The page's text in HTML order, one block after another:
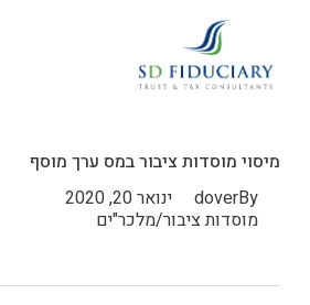
מיסוי מוסדות ציבור במס ערך מוסף
By
dover
ינואר 20, 2020
מוסדות ציבור/מלכר"ים